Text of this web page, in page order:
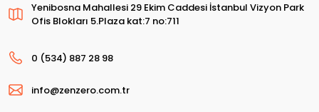
Yenibosna Mahallesi 29 Ekim Caddesi İstanbul Vizyon Park
Ofis Blokları 5.Plaza kat:7 no:711
0 (534) 887 28 98
info@zenzero.com.tr